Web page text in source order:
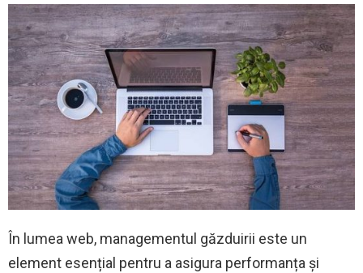
În lumea web, managementul găzduirii este un
element esențial pentru a asigura performanța și